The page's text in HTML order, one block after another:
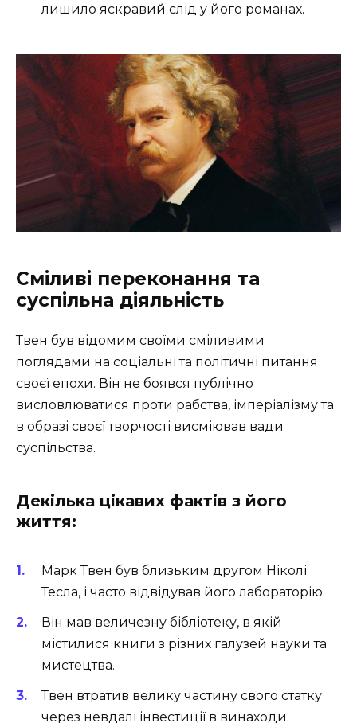
лишило яскравий слід у його романах.
Сміливі переконання та
суспільна діяльність
Твен був відомим своїми сміливими
поглядами на соціальні та політичні питання
своєї епохи. Він не боявся публічно
висловлюватися проти рабства, імперіалізму та
в образі своєї творчості висміював вади
суспільства.
Декілька цікавих фактів з його
життя:
Марк Твен був близьким другом Ніколі
Тесла, і часто відвідував його лабораторію.
Він мав величезну бібліотеку, в якій
містилися книги з різних галузей науки та
мистецтва.
Твен втратив велику частину свого статку
через невдалі інвестиції в винаходи.